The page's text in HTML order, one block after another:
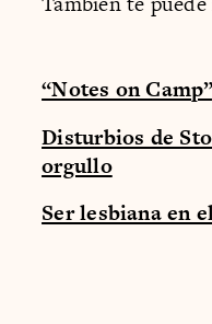
“Notes on
Disturbios de
orgullo
Ser lesbiana en